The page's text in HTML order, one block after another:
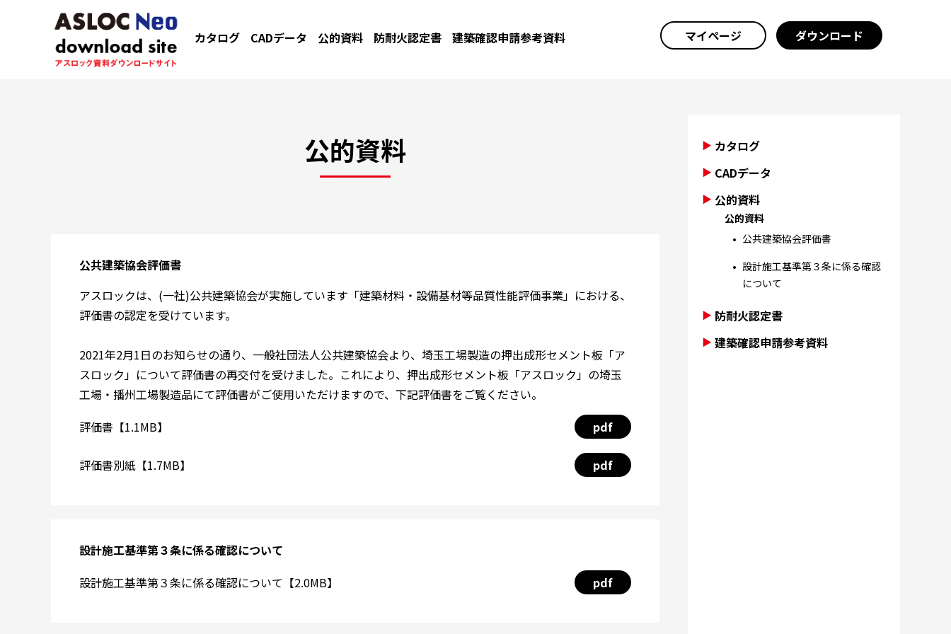
カタログ CADデータ 公的資料 防耐火認定書 建築確認申請参考資料 マイページ ダウンロード
公的資料
公共建築協会評価書
アスロックは、(一社)公共建築協会が実施しています「建築材料・設備基材等品質性能評価事業」における、
評価書の認定を受けています。
2021年2月1日のお知らせの通り、一般社団法人公共建築協会より、埼玉工場製造の押出成形セメント板「ア
スロック」について評価書の再交付を受けました。これにより、押出成形セメント板「アスロック」の埼玉
工場・播州工場製造品にて評価書がご使用いただけますので、下記評価書をご覧ください。
評価書【1.1MB】
pdf
評価書別紙【1.7MB】 pdf
設計施工基準第３条に係る確認について
設計施工基準第３条に係る確認について【2.0MB】
pdf
カタログ
CADデータ
公的資料
公的資料
公共建築協会評価書
設計施工基準第３条に係る確認
について
防耐火認定書
建築確認申請参考資料